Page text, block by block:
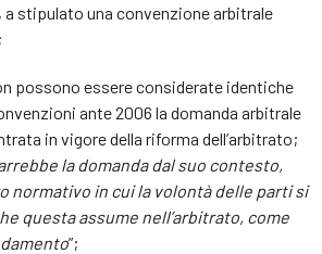
stipulato una convenzione arbitrale
possono essere considerate identiche
ante 2006 la domanda arbitrale
in vigore della riforma dell’arbitrato;
la domanda dal suo contesto,
normativo in cui la volontà delle parti si
questa assume nell’arbitrato, come
”;